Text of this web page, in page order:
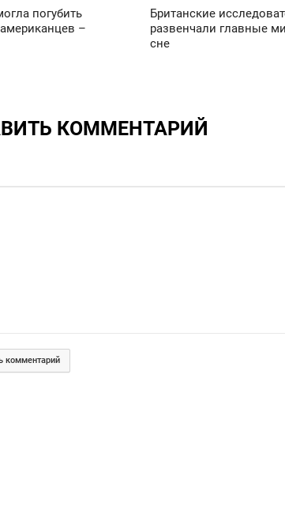
погубить
–
Британские
развенчали главные
сне
КОММЕНТАРИЙ
комментарий